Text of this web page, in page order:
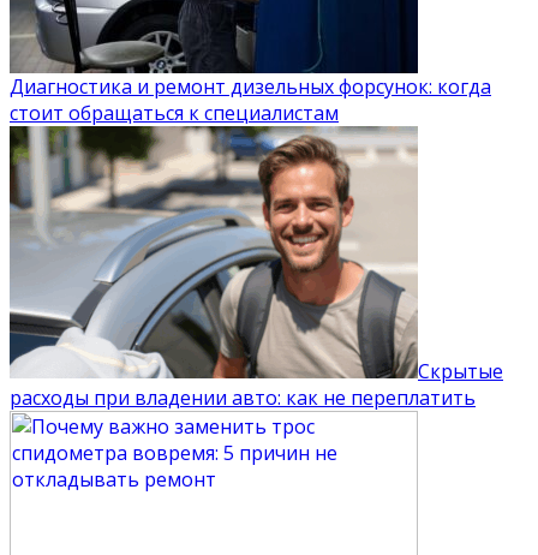
Диагностика и ремонт дизельных форсунок: когда
стоит обращаться к специалистам
Скрытые
расходы при владении авто: как не переплатить